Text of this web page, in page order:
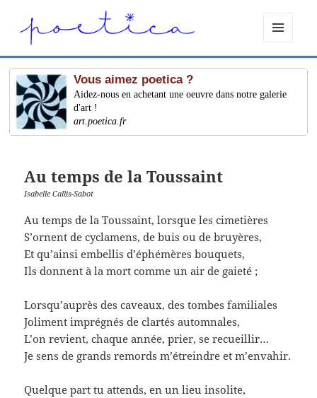
ET
WIDGETS
Vous aimez poetica ?
Aidez-nous en achetant une oeuvre dans notre galerie
d'art !
art.poetica.fr
Au temps de la Toussaint
Isabelle Callis-Sabot
Au temps de la Toussaint, lorsque les cimetières
S’ornent de cyclamens, de buis ou de bruyères,
Et qu’ainsi embellis d’éphémères bouquets,
Ils donnent à la mort comme un air de gaieté ;
Lorsqu’auprès des caveaux, des tombes familiales
Joliment imprégnés de clartés automnales,
L’on revient, chaque année, prier, se recueillir…
Je sens de grands remords m’étreindre et m’envahir.
Quelque part tu attends, en un lieu insolite,